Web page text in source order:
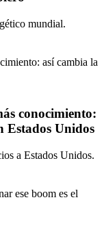
mundial.
conocimiento:
Estados Unidos
a Estados Unidos.